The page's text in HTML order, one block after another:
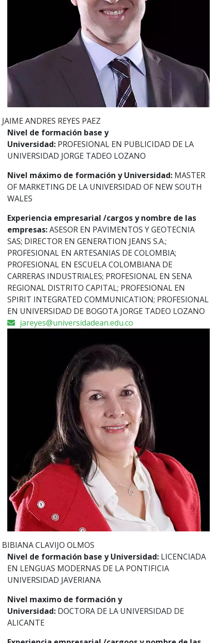
JAIME ANDRES REYES PAEZ
Nivel de formación base y
Universidad: PROFESIONAL EN PUBLICIDAD DE LA
UNIVERSIDAD JORGE TADEO LOZANO
Nivel máximo de formación y Universidad: MASTER
OF MARKETING DE LA UNIVERSIDAD OF NEW SOUTH
WALES
Experiencia empresarial /cargos y nombre de las
empresas:ASESOR EN PAVIMENTOS Y GEOTECNIA
SAS; DIRECTOR EN GENERATION JEANS S.A.;
PROFESIONAL EN ARTESANIAS DE COLOMBIA;
PROFESIONAL EN ESCUELA COLOMBIANA DE
CARRERAS INDUSTRIALES; PROFESIONAL EN SENA
REGIONAL DISTRITO CAPITAL; PROFESIONAL EN
SPIRIT INTEGRATED COMMUNICATION; PROFESIONAL
EN UNIVERSIDAD DE BOGOTA JORGE TADEO LOZANO
jareyes@universidadean.edu.co
BIBIANACLAVIJO OLMOS
Nivel de formación base y Universidad: LICENCIADA
EN LENGUAS MODERNAS DE LA PONTIFICIA
UNIVERSIDAD JAVERIANA
Nivel maximo de formación y
Universidad: DOCTORA DE LA UNIVERSIDAD DE
ALICANTE